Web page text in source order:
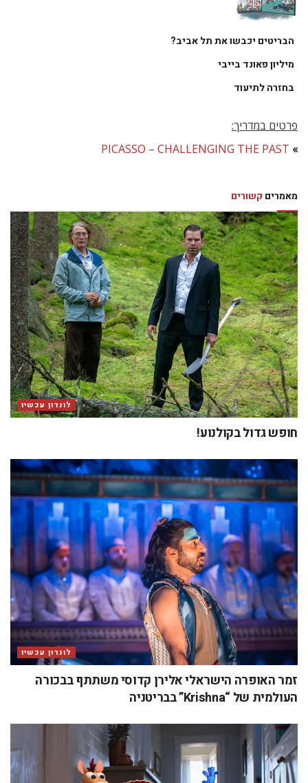
הבריטים יכבשו את תל אביב?
מיליון פאונד בייבי
בחזרה לתיעוד
פרטים במדריך:
»
PICASSO – CHALLENGING THE PAST
מאמרים קשורים
לונדון עכשיו
חופש גדול בקולנוע!
לונדון עכשיו
זמר האופרה הישראלי אלירן קדוסי משתתף בבכורה
העולמית של “Krishna” בבריטניה